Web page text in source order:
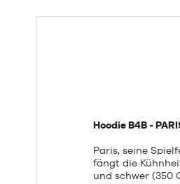
Hoodie B4B -
Paris, seine
fängt die
und schwer (350